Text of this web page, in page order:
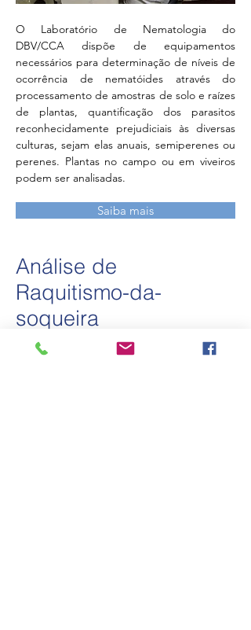
O Laboratório de Nematologia do
DBV/CCA dispõe de equipamentos
necessários para determinação de níveis de
ocorrência de nematóides através do
processamento de amostras de solo e raízes
de plantas, quantificação dos parasitos
reconhecidamente prejudiciais às diversas
culturas, sejam elas anuais, semiperenes ou
perenes. Plantas no campo ou em viveiros
podem ser analisadas.
Saiba mais
Análise de
Raquitismo-da-
soqueira
Responsável: Dr. Alfredo Urashima